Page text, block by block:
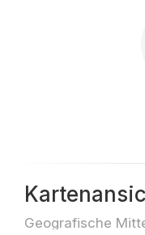
Geografische